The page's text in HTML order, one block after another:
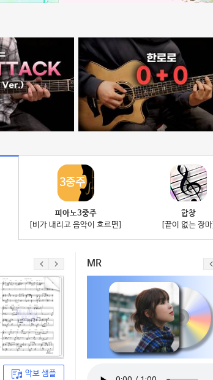
피아노3중주
[비가 내리고 음악이 흐르면]
합창
[끝이 없는 장마]
악보 샘플
MR